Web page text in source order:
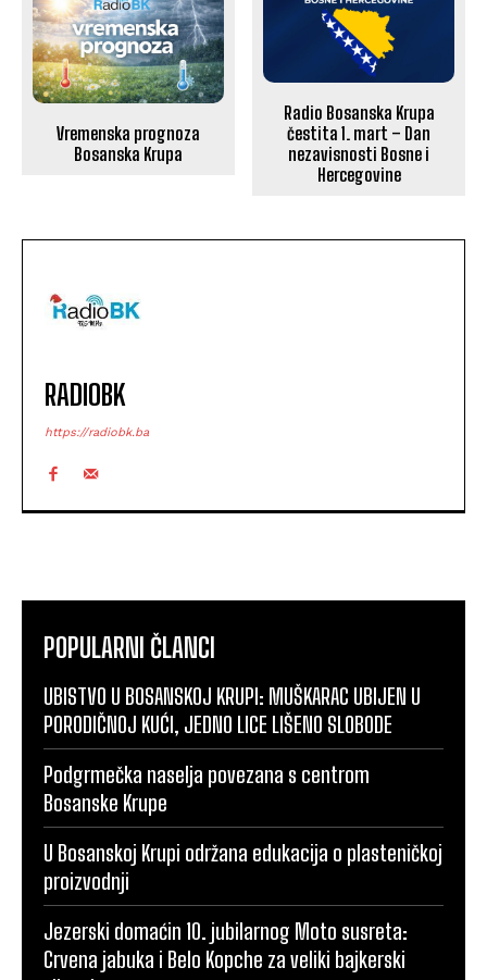
Vremenska prognoza
Bosanska Krupa
Radio Bosanska Krupa
čestita 1. mart – Dan
nezavisnosti Bosne i
Hercegovine
RADIOBK
https://radiobk.ba
POPULARNI ČLANCI
UBISTVO U BOSANSKOJ KRUPI: MUŠKARAC UBIJEN U
PORODIČNOJ KUĆI, JEDNO LICE LIŠENO SLOBODE
Podgrmečka naselja povezana s centrom
Bosanske Krupe
U Bosanskoj Krupi održana edukacija o plasteničkoj
proizvodnji
Jezerski domaćin 10. jubilarnog Moto susreta:
Crvena jabuka i Belo Kopche za veliki bajkerski